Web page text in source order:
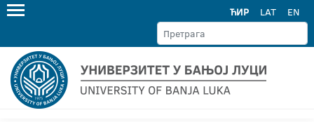
ЋИР LAT EN